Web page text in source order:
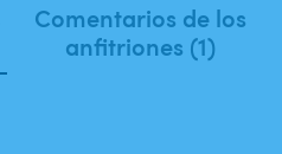
Comentarios de los
anfitriones (1)